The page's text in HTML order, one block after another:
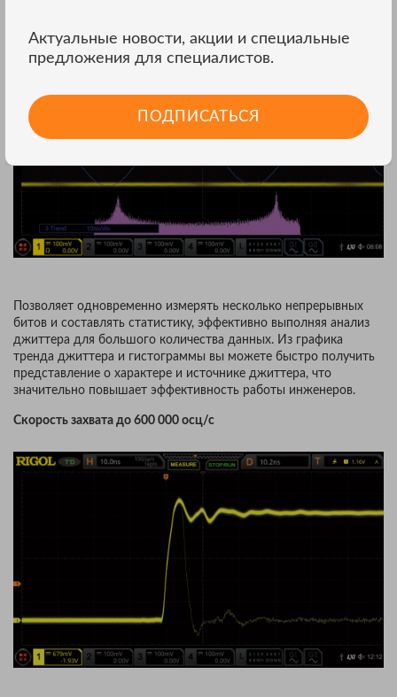
Позволяет одновременно измерять несколько непрерывных
битов и составлять статистику, эффективно выполняя анализ
джиттера для большого количества данных. Из графика
тренда джиттера и гистограммы вы можете быстро получить
представление о характере и источнике джиттера, что
значительно повышает эффективность работы инженеров.
Скорость захвата до 600 000 осц/с
Актуальные новости, акции и специальные
предложения для специалистов.
ПОДПИСАТЬСЯ